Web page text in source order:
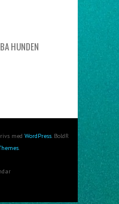
HUNDEN
med WordPress. BoldR
.